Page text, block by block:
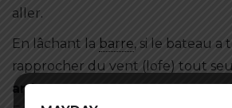
aller.
En lâchant la barre, si le bateau a
rapprocher du vent (lofe) tout
ardent.